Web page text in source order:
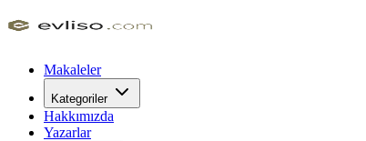
Makaleler
Kategoriler
Hakkımızda
Yazarlar